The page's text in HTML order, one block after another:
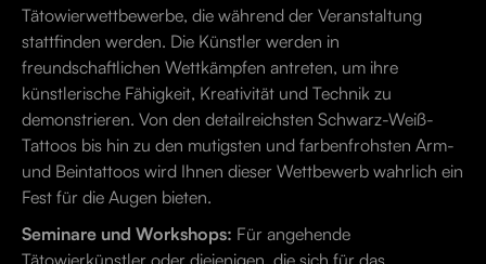
Tätowierwettbewerbe, die während der Veranstaltung
stattfinden werden. Die Künstler werden in
freundschaftlichen Wettkämpfen antreten, um ihre
künstlerische Fähigkeit, Kreativität und Technik zu
demonstrieren. Von den detailreichsten Schwarz-Weiß-
Tattoos bis hin zu den mutigsten und farbenfrohsten Arm-
und Beintattoos wird Ihnen dieser Wettbewerb wahrlich ein
Fest für die Augen bieten.
Seminare und Workshops: Für angehende
Tätowierkünstler oder diejenigen, die sich für das